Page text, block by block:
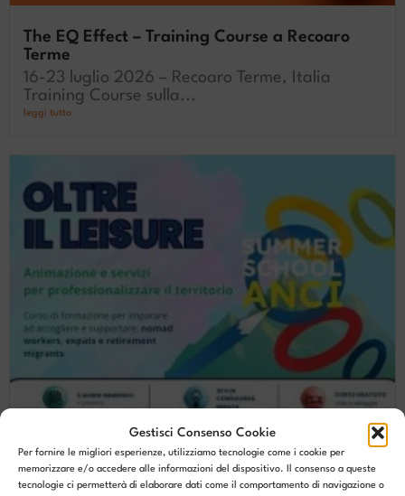
Gestisci Consenso Cookie
Per fornire le migliori esperienze, utilizziamo tecnologie come i cookie per
memorizzare e/o accedere alle informazioni del dispositivo. Il consenso a queste
tecnologie ci permetterà di elaborare dati come il comportamento di navigazione o
The EQ Effect – Training Course a Recoaro
Terme
16-23 luglio 2026 – Recoaro Terme, Italia
Training Course sulla...
leggi tutto